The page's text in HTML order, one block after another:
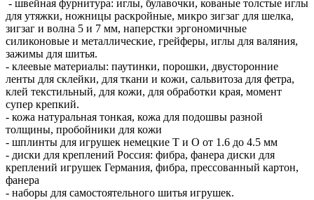
- швейная фурнитура: иглы, булавочки, кованые толстые иглы
для утяжки, ножницы раскройные, микро зигзаг для шелка,
зигзаг и волна 5 и 7 мм, наперстки эргономичные
силиконовые и металлические, грейферы, иглы для валяния,
зажимы для шитья.
- клеевые материалы: паутинки, порошки, двусторонние
ленты для склейки, для ткани и кожи, сальвитоза для фетра,
клей текстильный, для кожи, для обработки края, момент
супер крепкий.
- кожа натуральная тонкая, кожа для подошвы разной
толщины, пробойники для кожи
- шплинты для игрушек немецкие Т и О от 1.6 до 4.5 мм
- диски для креплений Россия: фибра, фанера диски для
креплений игрушек Германия, фибра, прессованный картон,
фанера
- наборы для самостоятельного шитья игрушек.